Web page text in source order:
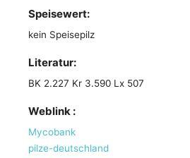
Speisewert:
kein Speisepilz
Literatur:
BK 2.227 Kr 3.590 Lx 507
Weblink :
Mycobank
pilze-deutschland